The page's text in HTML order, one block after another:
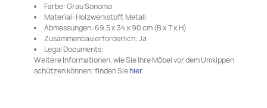
Farbe: Grau Sonoma
Material: Holzwerkstoff, Metall
Abmessungen: 69,5 x 34 x 90 cm (B x T x H)
Zusammenbau erforderlich: Ja
Legal Documents:
Weitere Informationen, wie Sie Ihre Möbel vor dem Umkippen
schützen können; finden Siehier